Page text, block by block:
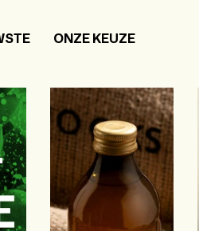
ONZE KEUZE